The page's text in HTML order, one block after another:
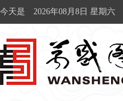
今天是 2026年08月8日 星期六